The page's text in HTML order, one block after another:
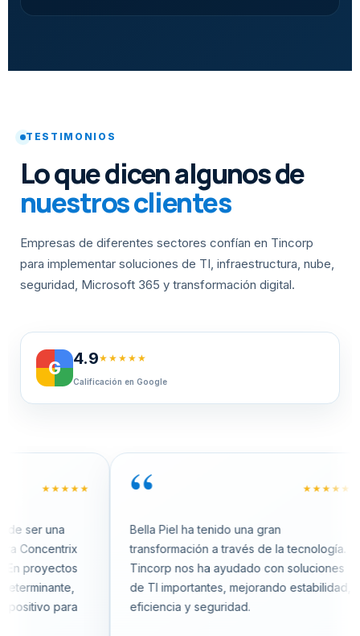
TESTIMONIOS
Lo que dicen algunos de
nuestros clientes
Empresas de diferentes sectores confían en Tincorp
para implementar soluciones de TI, infraestructura, nube,
seguridad, Microsoft 365 y transformación digital.
G 4.9★★★★★
Calificación en Google
★★★★★
para
“ ★★★★★
Bella Piel ha tenido una gran
transformación a través de la tecnología.
Tincorp nos ha ayudado con soluciones
de TI importantes, mejorando estabilidad,
eficiencia y seguridad.